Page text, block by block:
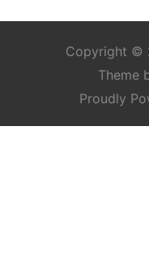
Copyright ©
Theme
Proudly